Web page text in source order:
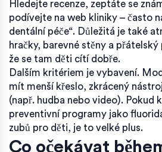
Hledejte recenze, zeptáte se
podívejte na web kliniky – často
dentální péče“. Důležitá je také
hračky, barevné stěny a přátelský
že se tam děti cítí dobře.
Dalším kritériem je vybavení.
mít menší křeslo, zkrácený
(např. hudba nebo video). Pokud
preventivní programy jako
zubů pro děti, je to velké plus.
Co očekávat